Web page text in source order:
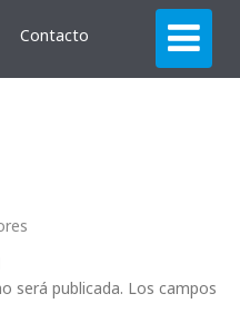
Contacto
será publicada. Los campos